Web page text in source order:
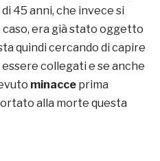
45 anni, che invece si
caso, era già stato oggetto
quindi cercando di capire
collegati e se anche
minacceprima
alla morte questa